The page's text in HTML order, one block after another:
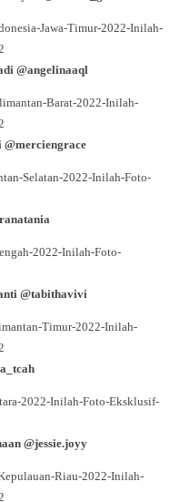
@angelinaaql
@merciengrace
@tabithavivi
@jessie.joyy